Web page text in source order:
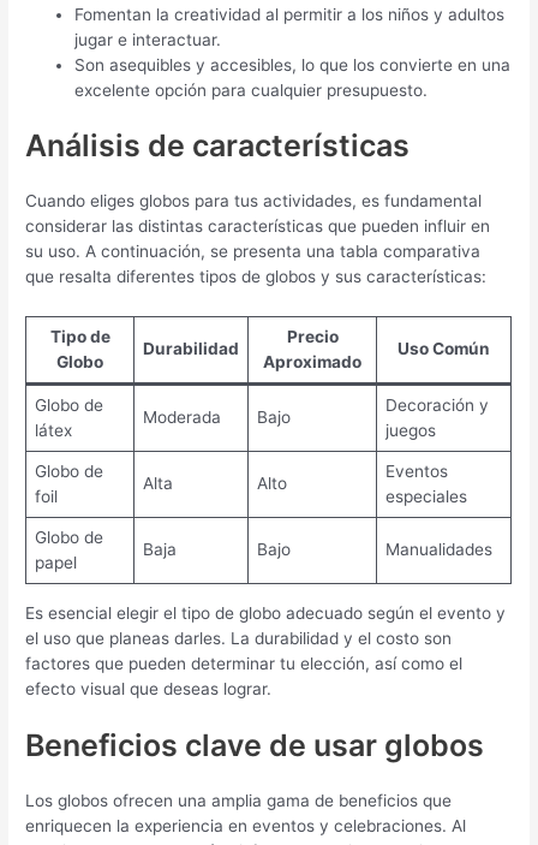
Fomentan la creatividad al permitir a los niños y adultos
jugar e interactuar.
Son asequibles y accesibles, lo que los convierte en una
excelente opción para cualquier presupuesto.
Análisis de características
Cuando eliges globos para tus actividades, es fundamental
considerar las distintas características que pueden influir en
su uso. A continuación, se presenta una tabla comparativa
que resalta diferentes tipos de globos y sus características:
Tipo de
Globo
Durabilidad
Precio
Aproximado
Uso Común
Globo de
látex
Moderada Bajo
Decoración y
juegos
Globo de
foil
Alta Alto
Eventos
especiales
Globo de
papel
Baja Bajo Manualidades
Es esencial elegir el tipo de globo adecuado según el evento y
el uso que planeas darles. La durabilidad y el costo son
factores que pueden determinar tu elección, así como el
efecto visual que deseas lograr.
Beneficios clave de usar globos
Los globos ofrecen una amplia gama de beneficios que
enriquecen la experiencia en eventos y celebraciones. Al